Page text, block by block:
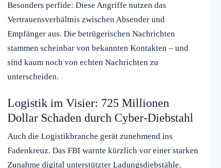
Besonders perfide: Diese Angriffe nutzen das
Vertrauensverhältnis zwischen Absender und
Empfänger aus. Die betrügerischen Nachrichten
stammen scheinbar von bekannten Kontakten – und
sind kaum noch von echten Nachrichten zu
unterscheiden.
Logistik im Visier: 725 Millionen
Dollar Schaden durch Cyber-Diebstahl
Auch die Logistikbranche gerät zunehmend ins
Fadenkreuz. Das FBI warnte kürzlich vor einer starken
Zunahme digital unterstützter Ladungsdiebstähle.